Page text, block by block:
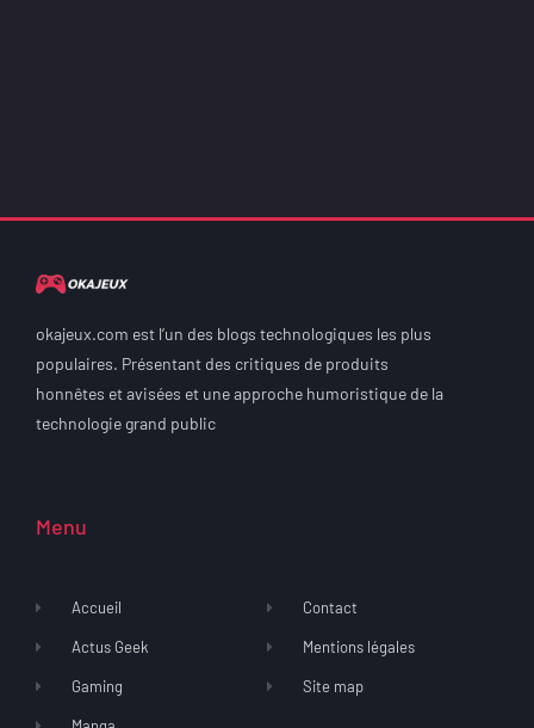
okajeux.com est l’un des blogs technologiques les plus
populaires. Présentant des critiques de produits
honnêtes et avisées et une approche humoristique de la
technologie grand public
Menu
Accueil
Actus Geek
Gaming
Contact
Mentions légales
Site map